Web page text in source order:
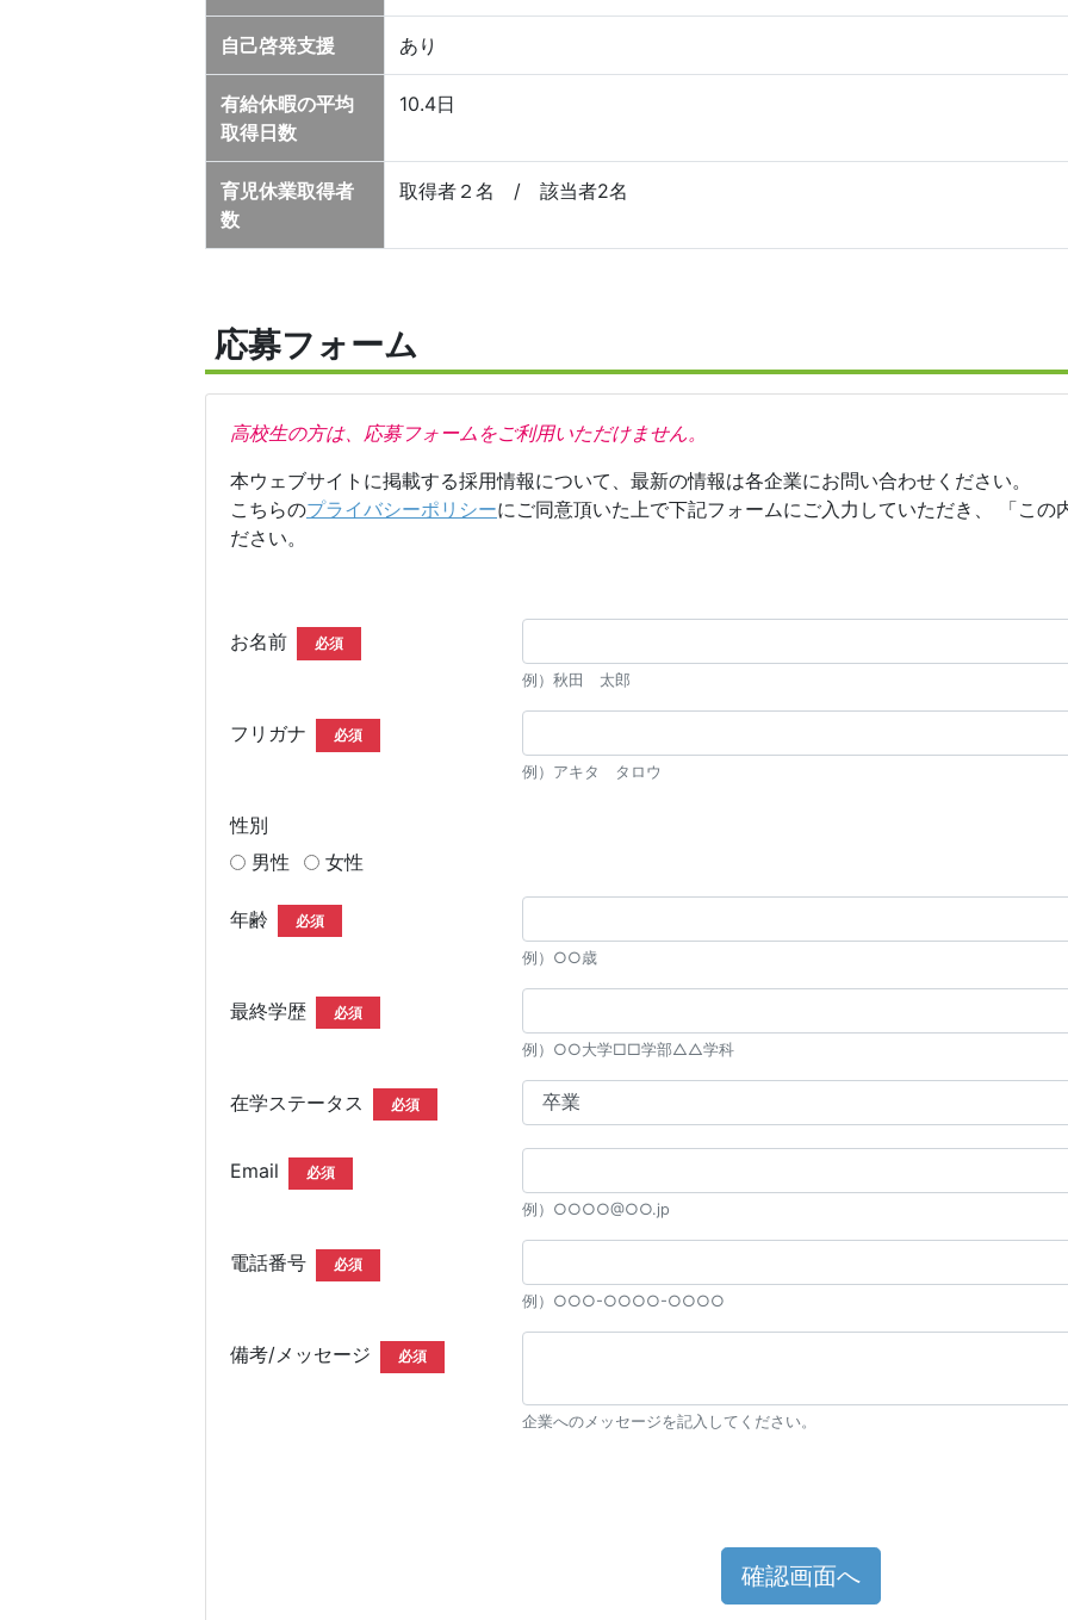
自己啓発支援 あり
有給休暇の平均
取得日数
10.4日
育児休業取得者
数
取得者２名 / 該当者2名
応募フォーム
高校生の方は、応募フォームをご利用いただけません。
本ウェブサイトに掲載する採用情報について、最新の情報は各企業にお問い合わせください。
こちらのプライバシーポリシーにご同意頂いた上で下記フォームにご入力していただき、 「この
ださい。
お名前 必須
例）秋田 太郎
フリガナ 必須
例）アキタ タロウ
性別
男性
女性
年齢 必須
例）○○歳
最終学歴 必須
例）○○大学□□学部△△学科
在学ステータス 必須
Email 必須
例）○○○○@○○.jp
電話番号 必須
例）○○○-○○○○-○○○○
備考/メッセージ 必須
企業へのメッセージを記入してください。
確認画面へ